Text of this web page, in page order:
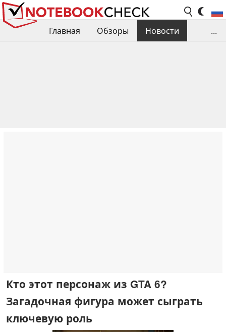
Главная Обзоры
Новости
...
Кто этот персонаж из GTA 6?
Загадочная фигура может сыграть
ключевую роль